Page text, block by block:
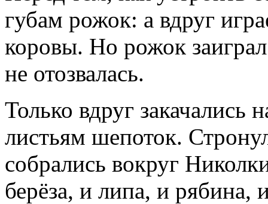
губам рожок: а вдруг
коровы. Но рожок
не отозвалась.
Только вдруг закачались
листьям шепоток.
собрались вокруг
берёза, и липа, и рябина,